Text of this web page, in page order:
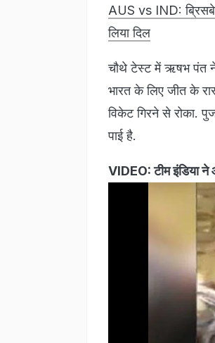
AUS vs IND:
लिया दिल
चौथे टेस्ट में ऋषभ पंत ने
भारत के लिए जीत के
विकेट गिरने से रोका.
पाई है.
VIDEO: टीम इंडिया ने